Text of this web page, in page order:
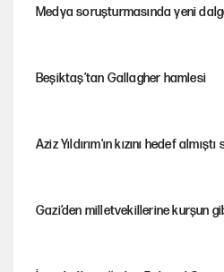
Medya soruşturmasında yeni
Beşiktaş’tan Gallagher hamlesi
Aziz Yıldırım'ın kızını hedef
Gazi’den milletvekillerine kurşun